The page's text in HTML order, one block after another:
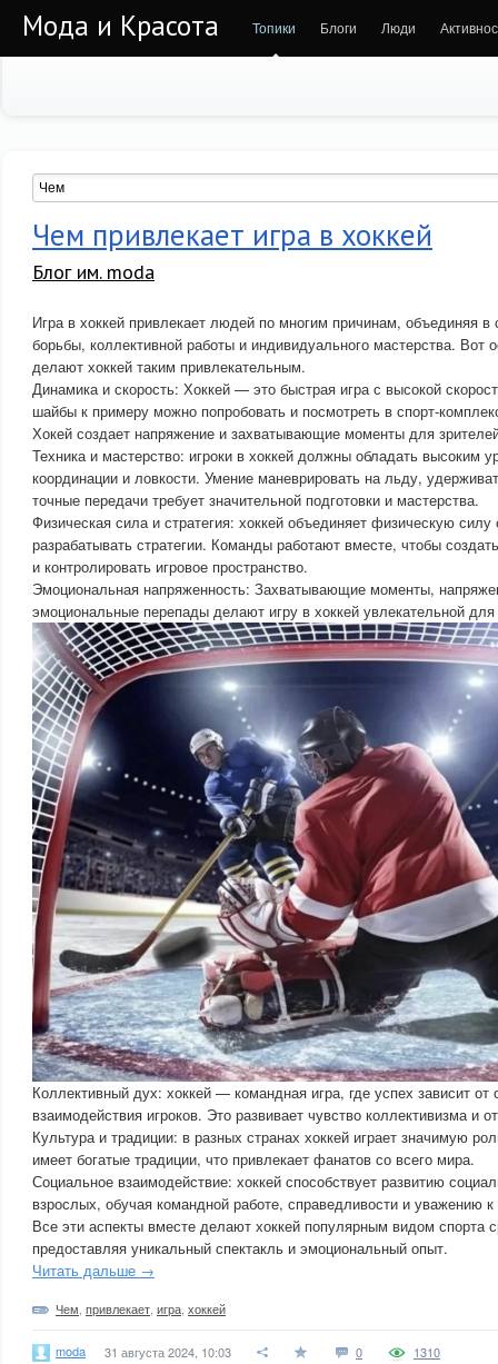
Мода и Красота Топики Блоги Люди
Чем привлекает игра в хоккей
Блог им. moda
Игра в хоккей привлекает людей по многим причинам, объединяя в
борьбы, коллективной работы и индивидуального мастерства. Вот
делают хоккей таким привлекательным.
Динамика и скорость: Хоккей — это быстрая игра с высокой
шайбы к примеру можно попробовать и посмотреть в спорт-
Хокей создает напряжение и захватывающие моменты для
Техника и мастерство: игроки в хоккей должны обладать высоким
координации и ловкости. Умение маневрировать на льду,
точные передачи требует значительной подготовки и мастерства.
Физическая сила и стратегия: хоккей объединяет физическую
разрабатывать стратегии. Команды работают вместе, чтобы
и контролировать игровое пространство.
Эмоциональная напряженность: Захватывающие моменты,
эмоциональные перепады делают игру в хоккей увлекательной для
Коллективный дух: хоккей — командная игра, где успех зависит от
взаимодействия игроков. Это развивает чувство коллективизма и
Культура и традиции: в разных странах хоккей играет значимую
имеет богатые традиции, что привлекает фанатов со всего мира.
Социальное взаимодействие: хоккей способствует развитию
взрослых, обучая командной работе, справедливости и уважению
Все эти аспекты вместе делают хоккей популярным видом спорта
предоставляя уникальный спектакль и эмоциональный опыт.
Читать дальше →
Чем привлекает игра хоккей
moda 31 августа 2024, 10:03 0 1310